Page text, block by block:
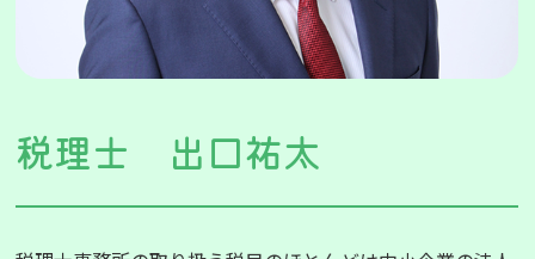
税理士 出口祐太